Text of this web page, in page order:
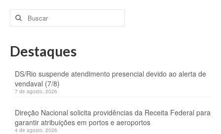
Buscar
por:
Destaques
DS/Rio suspende atendimento presencial devido ao alerta de
vendaval (7/8)
7 de agosto, 2026
Direção Nacional solicita providências da Receita Federal para
garantir atribuições em portos e aeroportos
4 de agosto, 2026